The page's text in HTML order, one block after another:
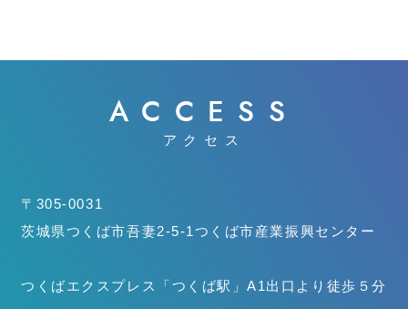
ACCESS
アクセス
〒305-0031
茨城県つくば市吾妻2-5-1つくば市産業振興センター
つくばエクスプレス「つくば駅」A1出口より徒歩５分